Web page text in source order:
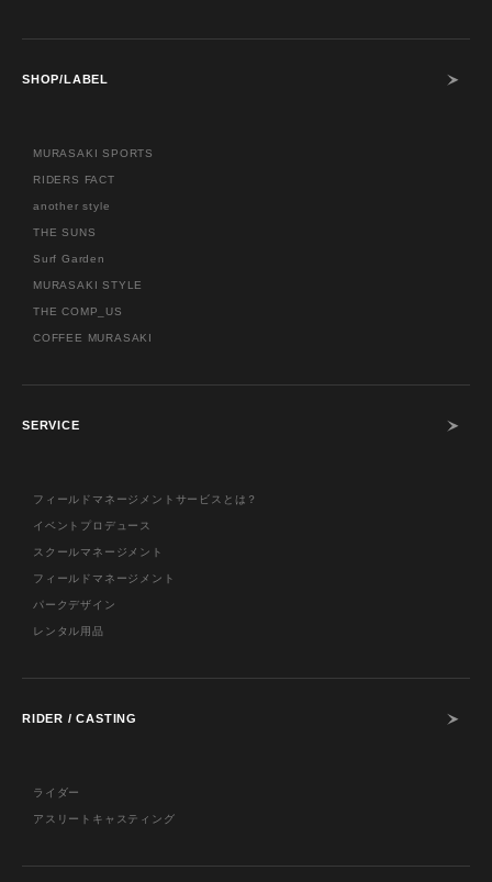
SHOP/LABEL
MURASAKI SPORTS
RIDERS FACT
another style
THE SUNS
Surf Garden
MURASAKI STYLE
THE COMP_US
COFFEE MURASAKI
SERVICE
フィールドマネージメントサービスとは？
イベントプロデュース
スクールマネージメント
フィールドマネージメント
パークデザイン
レンタル用品
RIDER / CASTING
ライダー
アスリートキャスティング